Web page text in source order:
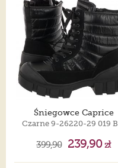
Śniegowce Caprice
399,90 239,90zł